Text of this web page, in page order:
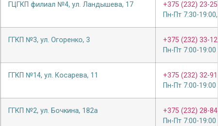
ГЦГКП филиал №4, ул. Ландышева, 17
+375 (232) 23-
Пн-Пт 7:30-
ГГКП №3, ул. Огоренко, 3
+375 (232) 33-
Пн-Пт 7:00-19:00
ГГКП №14, ул. Косарева, 11
+375 (232) 32-
Пн-Пт 7:00-19:00
ГГКП №2, ул. Бочкина, 182а
+375 (232) 28-
Пн-Пт 7:00-19:00